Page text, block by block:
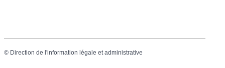
© Direction de l'information légale et administrative